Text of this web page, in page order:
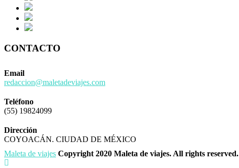
CONTACTO
Email
redaccion@maletadeviajes.com
Teléfono
(55) 19824099
Dirección
COYOACÁN. CIUDAD DE MÉXICO
Maleta de viajes Copyright 2020 Maleta de viajes. All rights reserved.